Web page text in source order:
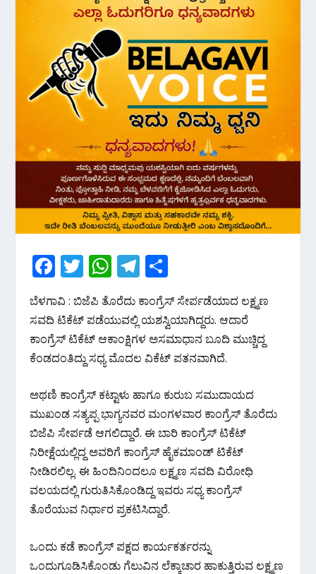
F
e
b
o
k
T
w
itt
er
W
h
at
s
A
p
T
e
gr
a
h
ar
e
ಬೆಳಗಾವಿ : ಬಿಜೆಪಿ ತೊರೆದು ಕಾಂಗ್ರೆಸ್ ಸೇರ್ಪಡೆಯಾದ ಲಕ್ಷ್ಮಣ
ಸವದಿ ಟಿಕೆಟ್ ಪಡೆಯುವಲ್ಲಿ ಯಶಸ್ವಿಯಾಗಿದ್ದರು. ಆದಾರೆ
ಕಾಂಗ್ರೆಸ್ ಟಿಕೆಟ್ ಆಕಾಂಕ್ಷಿಗಳ ಅಸಮಾಧಾನ ಬೂದಿ ಮುಚ್ಚಿದ್ದ
ಕೆಂಡದಂತಿದ್ದು ಸಧ್ಯ ಮೊದಲ ವಿಕೆಟ್‌ ಪತನವಾಗಿದೆ.
ಅಥಣಿ ಕಾಂಗ್ರೆಸ್ ಕಟ್ಟಾಳು ಹಾಗೂ ಕುರುಬ ಸಮುದಾಯದ
ಮುಖಂಡ ಸತ್ಯಪ್ಪ ಭಾಗ್ಯನವರ ಮಂಗಳವಾರ ಕಾಂಗ್ರೆಸ್ ತೊರೆದು
ಬಿಜೆಪಿ ಸೇರ್ಪಡೆ ಆಗಲಿದ್ದಾರೆ. ಈ ಬಾರಿ ಕಾಂಗ್ರೆಸ್ ಟಿಕೆಟ್
ನಿರೀಕ್ಷೆಯಲ್ಲಿದ್ದ ಅವರಿಗೆ ಕಾಂಗ್ರೆಸ್ ಹೈಕಮಾಂಡ್ ಟಿಕೆಟ್
ನೀಡಿರಲಿಲ್ಲ. ಈ ಹಿಂದಿನಿಂದಲೂ ಲಕ್ಷ್ಮಣ ಸವದಿ ವಿರೋಧಿ
ವಲಯದಲ್ಲಿ ಗುರುತಿಸಿಕೊಂಡಿದ್ದ ಇವರು ಸಧ್ಯ ಕಾಂಗ್ರೆಸ್
ತೊರೆಯುವ ನಿರ್ಧಾರ ಪ್ರಕಟಿಸಿದ್ದಾರೆ.
ಒಂದು ಕಡೆ ಕಾಂಗ್ರೆಸ್ ಪಕ್ಷದ ಕಾರ್ಯಕರ್ತರನ್ನು
ಒಂದುಗೂಡಿಸಿಕೊಂಡು ಗೆಲುವಿನ ಲೆಕ್ಕಾಚಾರ ಹಾಕುತ್ತಿರುವ ಲಕ್ಷ್ಮಣ